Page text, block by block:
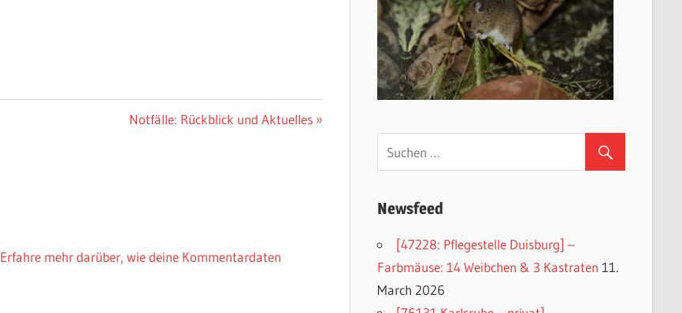
Nächster
Notfälle: Rückblick und Aktuelles
Erfahre mehr darüber, wie deine Kommentardaten
Newsfeed
[47228: Pflegestelle Duisburg] –
Farbmäuse: 14 Weibchen & 3 Kastraten 11.
March 2026